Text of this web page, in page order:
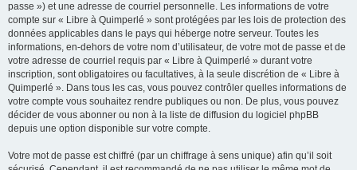
passe ») et une adresse de courriel personnelle. Les informations de votre
compte sur « Libre à Quimperlé » sont protégées par les lois de protection des
données applicables dans le pays qui héberge notre serveur. Toutes les
informations, en-dehors de votre nom d’utilisateur, de votre mot de passe et de
votre adresse de courriel requis par « Libre à Quimperlé » durant votre
inscription, sont obligatoires ou facultatives, à la seule discrétion de « Libre à
Quimperlé ». Dans tous les cas, vous pouvez contrôler quelles informations de
votre compte vous souhaitez rendre publiques ou non. De plus, vous pouvez
décider de vous abonner ou non à la liste de diffusion du logiciel phpBB
depuis une option disponible sur votre compte.
Votre mot de passe est chiffré (par un chiffrage à sens unique) afin qu’il soit